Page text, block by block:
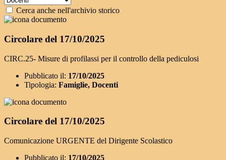
Cerca anche nell'archivio storico
Circolare del 17/10/2025
CIRC.25- Misure di profilassi per il controllo della pediculosi
Pubblicato il: 17/10/2025
Tipologia: Famiglie, Docenti
Circolare del 17/10/2025
Comunicazione URGENTE del Dirigente Scolastico
Pubblicato il: 17/10/2025